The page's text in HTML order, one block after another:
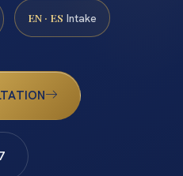
EN · ES Intake